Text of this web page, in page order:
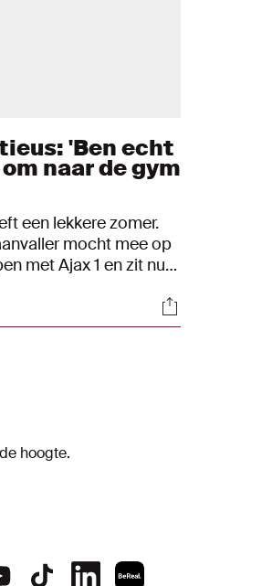
'Ben echt
naar de gym
een lekkere zomer.
mocht mee op
met Ajax 1 en zit nu
maken kennis met deSocials
hoogte.